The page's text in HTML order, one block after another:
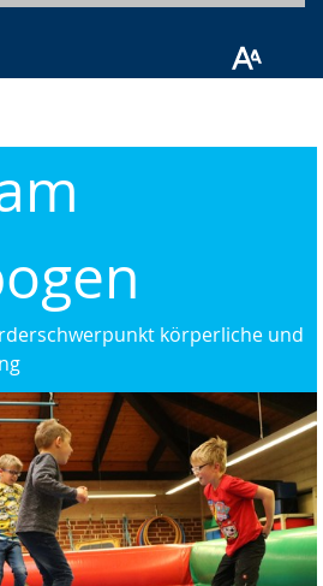
körperliche und